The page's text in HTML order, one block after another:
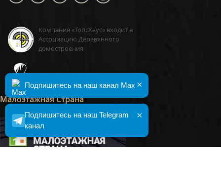
Компания «ТопсХаус» входит в
Ассоциацию Деревянного
домостроения
Малоэтажная Страна
×
Подпишитесь на наш Telegram
канал
×
Подпишитесь на наш канал Max